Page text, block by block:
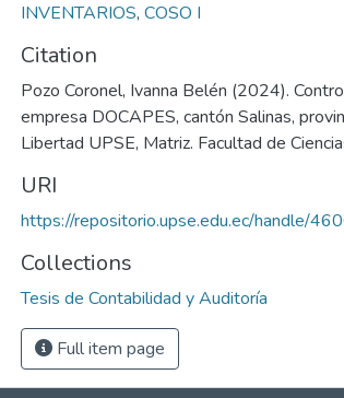
INVENTARIOS, COSO I
Citation
Pozo Coronel, Ivanna Belén (2024).
empresa DOCAPES, cantón Salinas,
Libertad UPSE, Matriz. Facultad de
URI
https://repositorio.upse.edu.ec/handle/
Collections
Tesis de Contabilidad y Auditoría
Full item page